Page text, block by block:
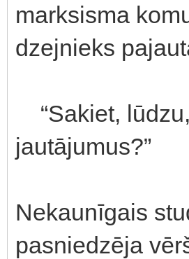
marksisma
dzejnieks
“Sakiet,
jautājumus?”
Nekaunīgais
pasniedzēja